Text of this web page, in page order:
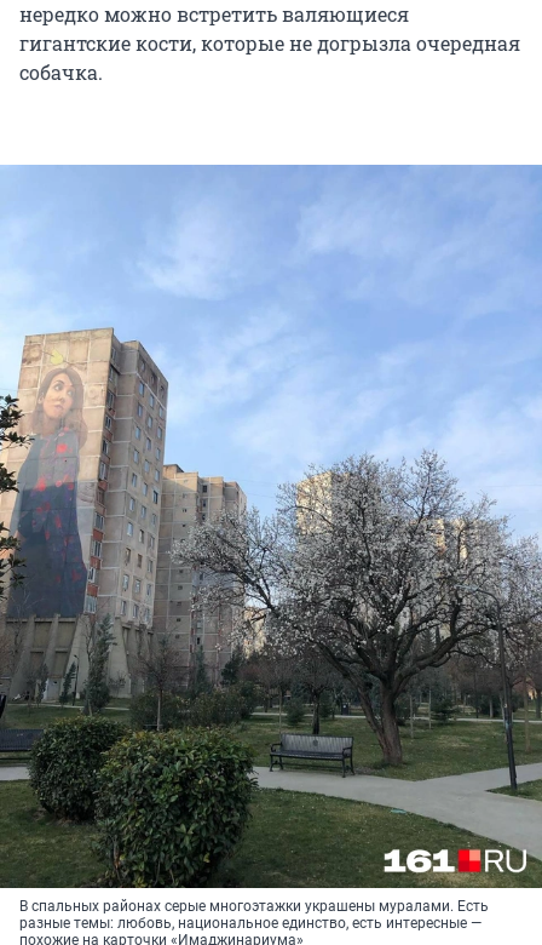
нередко можно встретить валяющиеся
гигантские кости, которые не догрызла очередная
собачка.
В спальных районах серые многоэтажки украшены муралами. Есть
разные темы: любовь, национальное единство, есть интересные —
похожие на карточки «Имаджинариума»